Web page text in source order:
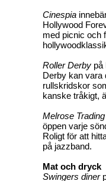
Cinespia
Hollywood
med picnic och
Roller Derby på
Derby kan vara
rullskridskor
kanske tråkigt,
Melrose
öppen varje
Roligt för att
på jazzband.
Mat och dryck
Swingers diner